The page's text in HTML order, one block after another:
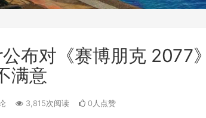
布对《赛博朋克 2077》
满意
3,815次阅读 0人点赞